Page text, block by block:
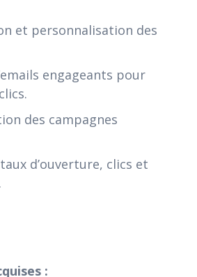
et personnalisation des
engageants pour
des campagnes
d’ouverture, clics et
: